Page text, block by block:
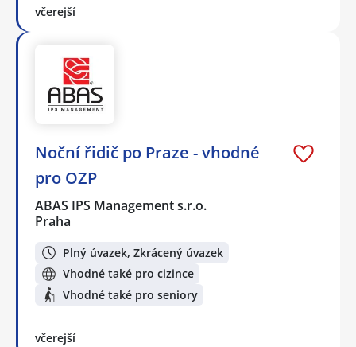
včerejší
Noční řidič po Praze - vhodné
pro OZP
ABAS IPS Management s.r.o.
Praha
Plný úvazek, Zkrácený úvazek
Vhodné také pro cizince
Vhodné také pro seniory
včerejší